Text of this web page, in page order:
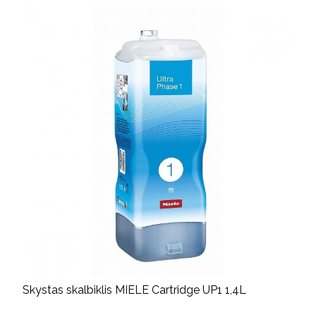
Skystas skalbiklis MIELE Cartridge UP1 1,4L